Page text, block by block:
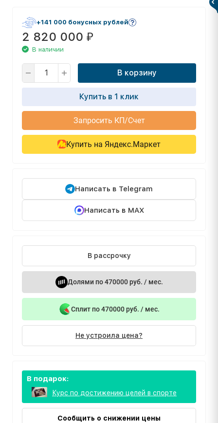
+141 000 бонусных рублей
2 820 000 ₽
В наличии
В корзину
Купить в 1 клик
Запросить КП/Счет
Купить на Яндекс.Маркет
Написать в Telegram
Написать в MAX
В рассрочку
Долями по 470000 руб. / мес.
Сплит по 470000 руб. / мес.
Не устроила цена?
В подарок:
Курс по достижению целей в спорте
Сообщить о снижении цены